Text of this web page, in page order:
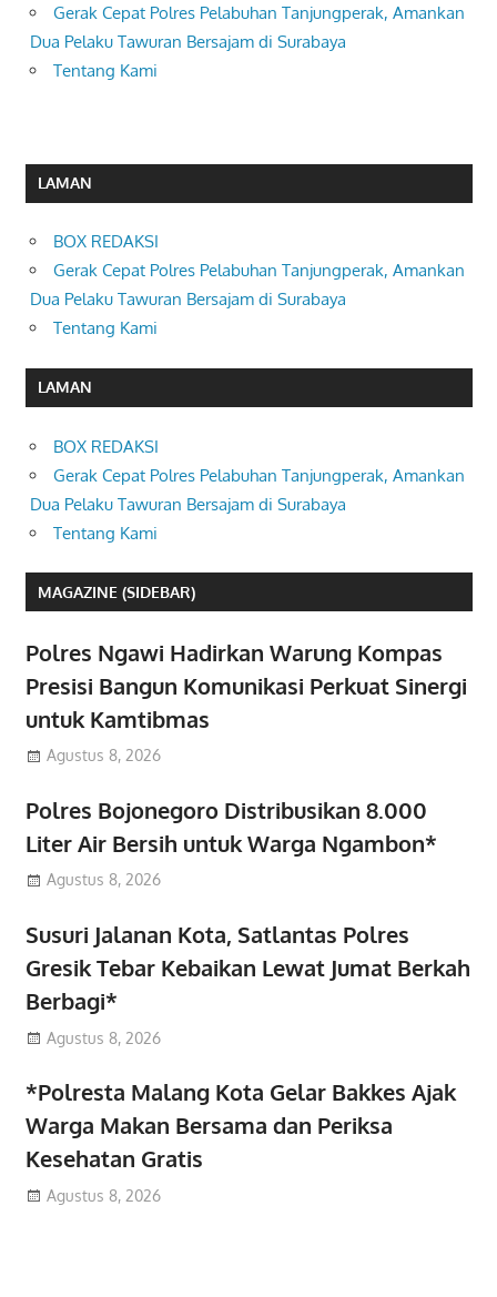
Gerak Cepat Polres Pelabuhan Tanjungperak, Amankan
Dua Pelaku Tawuran Bersajam di Surabaya
Tentang Kami
LAMAN
BOX REDAKSI
Gerak Cepat Polres Pelabuhan Tanjungperak, Amankan
Dua Pelaku Tawuran Bersajam di Surabaya
Tentang Kami
LAMAN
BOX REDAKSI
Gerak Cepat Polres Pelabuhan Tanjungperak, Amankan
Dua Pelaku Tawuran Bersajam di Surabaya
Tentang Kami
MAGAZINE (SIDEBAR)
Polres Ngawi Hadirkan Warung Kompas
Presisi Bangun Komunikasi Perkuat Sinergi
untuk Kamtibmas
Agustus 8, 2026
Polres Bojonegoro Distribusikan 8.000
Liter Air Bersih untuk Warga Ngambon*
Agustus 8, 2026
Susuri Jalanan Kota, Satlantas Polres
Gresik Tebar Kebaikan Lewat Jumat Berkah
Berbagi*
Agustus 8, 2026
*Polresta Malang Kota Gelar Bakkes Ajak
Warga Makan Bersama dan Periksa
Kesehatan Gratis
Agustus 8, 2026